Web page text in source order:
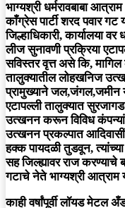
भाग्यश्री धर्मरावबाबा
काँग्रेस पार्टी शरद पवार
जिल्हाधिकारी, कार्यालया
लीज सुनावणी प्रक्रिया
सविस्तर वृत्त असे कि, मागिल
तालुक्यातील लोहखनिज
प्रामुख्याने जल,जंगल,जमीन
एटापल्ली तालुक्यात सुरजागड
उत्खनन करून विविध
उत्खनन प्रकल्पात
हक्क पायदळी तुडवून,
सह जिल्ह्यावर राज करण्याचे
गटाचे नेते भाग्यश्री आत्राम
काही वर्षांपूर्वी लॉयड मेटल